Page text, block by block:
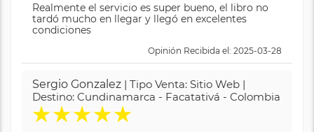
Realmente el servicio es super bueno, el libro no
tardó mucho en llegar y llegó en excelentes
condiciones
Opinión Recibida el: 2025-03-28
Sergio Gonzalez | Tipo Venta: Sitio Web |
Destino: Cundinamarca - Facatativá - Colombia
★★★★★